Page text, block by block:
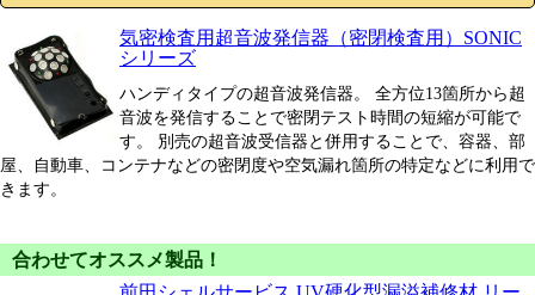
気密検査用超音波発信器（密閉検査用）SONIC
シリーズ
ハンディタイプの超音波発信器。 全方位13箇所から超
音波を発信することで密閉テスト時間の短縮が可能で
す。 別売の超音波受信器と併用することで、容器、部
屋、自動車、コンテナなどの密閉度や空気漏れ箇所の特定などに利用で
きます。
合わせてオススメ製品！